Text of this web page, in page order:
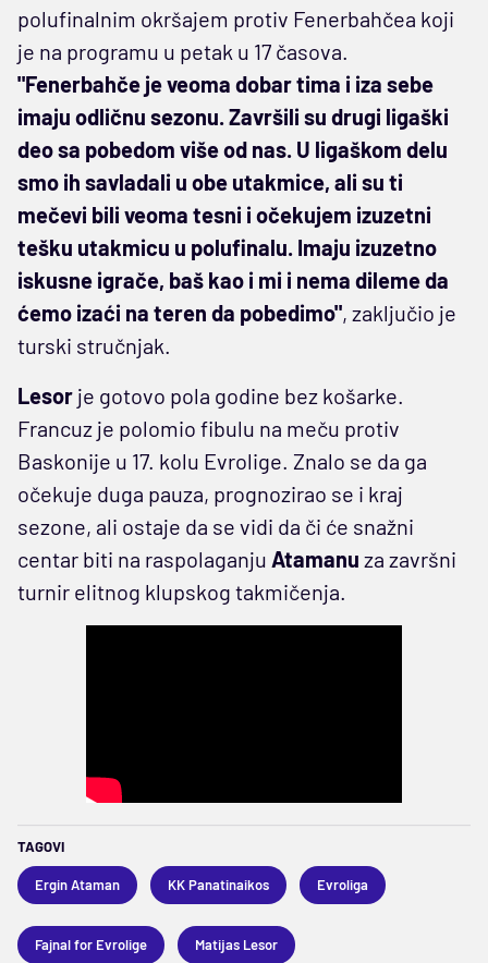
polufinalnim okršajem protiv Fenerbahčea koji
je na programu u petak u 17 časova.
"Fenerbahče je veoma dobar tima i iza sebe
imaju odličnu sezonu. Završili su drugi ligaški
deo sa pobedom više od nas. U ligaškom delu
smo ih savladali u obe utakmice, ali su ti
mečevi bili veoma tesni i očekujem izuzetni
tešku utakmicu u polufinalu. Imaju izuzetno
iskusne igrače, baš kao i mi i nema dileme da
ćemo izaći na teren da pobedimo", zaključio je
turski stručnjak.
Lesor je gotovo pola godine bez košarke.
Francuz je polomio fibulu na meču protiv
Baskonije u 17. kolu Evrolige. Znalo se da ga
očekuje duga pauza, prognozirao se i kraj
sezone, ali ostaje da se vidi da či će snažni
centar biti na raspolaganju Atamanu za završni
turnir elitnog klupskog takmičenja.
TAGOVI
Ergin Ataman KK Panatinaikos Evroliga
Fajnal for Evrolige Matijas Lesor